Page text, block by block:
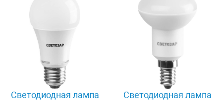
Светодиодная лампа
Светодиодная лампа